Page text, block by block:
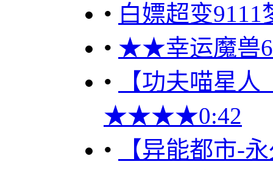
• 白嫖超变9111
• ★★幸运魔兽
•
【功夫喵星
★★★★0:42
•
【异能都市-